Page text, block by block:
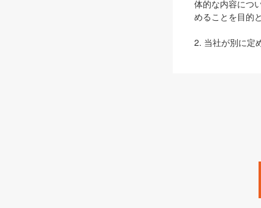
体的な内容につ
めることを目的
2. 当社が別に定
は、本規約の規
1. 「本サービ
みます）及び
「SEBook」「